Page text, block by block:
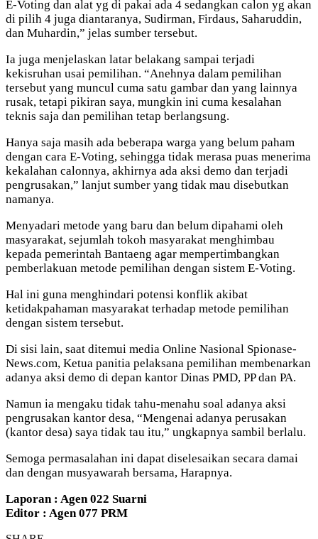
E-Voting dan alat yg di pakai ada 4 sedangkan calon yg akan
di pilih 4 juga diantaranya, Sudirman, Firdaus, Saharuddin,
dan Muhardin,” jelas sumber tersebut.
Ia juga menjelaskan latar belakang sampai terjadi
kekisruhan usai pemilihan. “Anehnya dalam pemilihan
tersebut yang muncul cuma satu gambar dan yang lainnya
rusak, tetapi pikiran saya, mungkin ini cuma kesalahan
teknis saja dan pemilihan tetap berlangsung.
Hanya saja masih ada beberapa warga yang belum paham
dengan cara E-Voting, sehingga tidak merasa puas menerima
kekalahan calonnya, akhirnya ada aksi demo dan terjadi
pengrusakan,” lanjut sumber yang tidak mau disebutkan
namanya.
Menyadari metode yang baru dan belum dipahami oleh
masyarakat, sejumlah tokoh masyarakat menghimbau
kepada pemerintah Bantaeng agar mempertimbangkan
pemberlakuan metode pemilihan dengan sistem E-Voting.
Hal ini guna menghindari potensi konflik akibat
ketidakpahaman masyarakat terhadap metode pemilihan
dengan sistem tersebut.
Di sisi lain, saat ditemui media Online Nasional Spionase-
News.com, Ketua panitia pelaksana pemilihan membenarkan
adanya aksi demo di depan kantor Dinas PMD, PP dan PA.
Namun ia mengaku tidak tahu-menahu soal adanya aksi
pengrusakan kantor desa, “Mengenai adanya perusakan
(kantor desa) saya tidak tau itu,” ungkapnya sambil berlalu.
Semoga permasalahan ini dapat diselesaikan secara damai
dan dengan musyawarah bersama, Harapnya.
Laporan : Agen 022 Suarni
Editor : Agen 077 PRM